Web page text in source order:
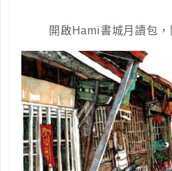
開啟Hami書城月讀包，